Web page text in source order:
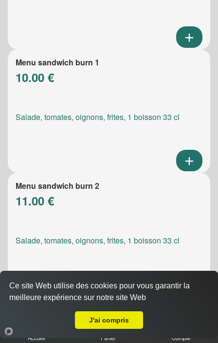
Menu sandwich burn 1
10.00 €
Salade, tomates, oignons, frites, 1 boisson 33 cl
Menu sandwich burn 2
11.00 €
Salade, tomates, oignons, frites, 1 boisson 33 cl
Menu sandwich meatic
Accueil Panier Compte
Ce site Web utilise des cookies pour vous garantir la
meilleure expérience sur notre site Web
J'ai compris